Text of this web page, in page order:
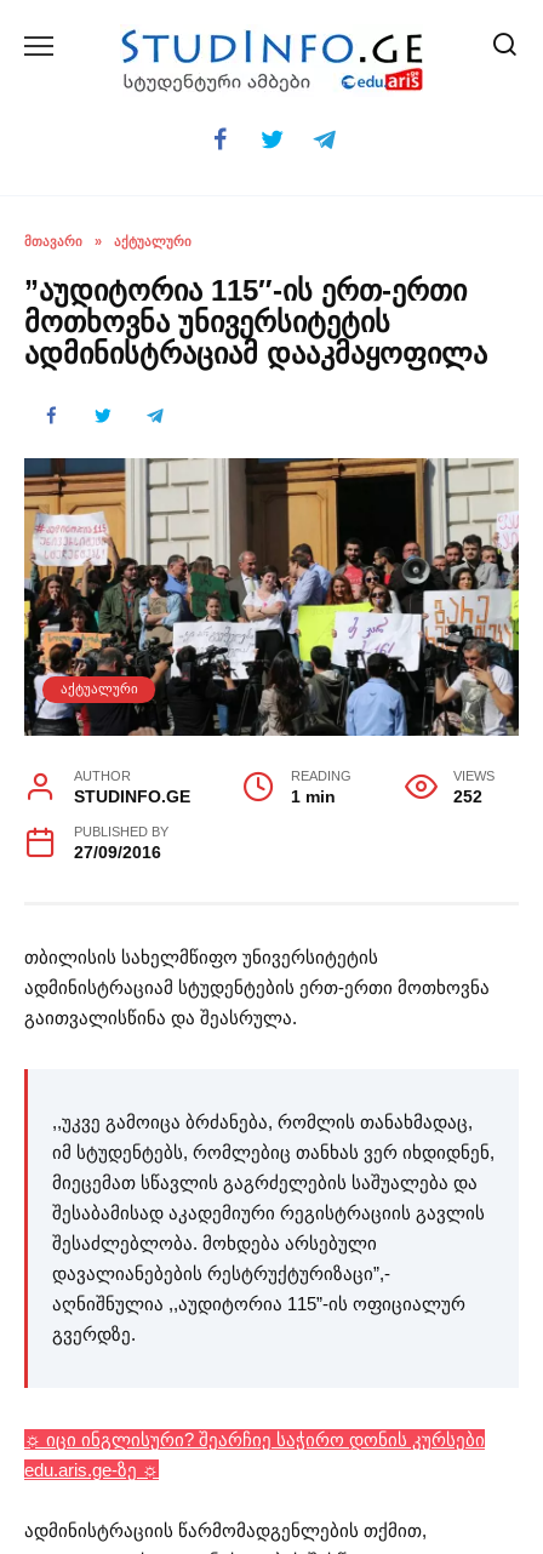
ᲛᲗᲐᲕᲐᲠᲘ » ᲐᲥᲢᲣᲐᲚᲣᲠᲘ
”აუდიტორია 115″-ის ერთ-ერთი
მოთხოვნა უნივერსიტეტის
ადმინისტრაციამ დააკმაყოფილა
ᲐᲥᲢᲣᲐᲚᲣᲠᲘ
AUTHOR
STUDINFO.GE
READING
1 min
VIEWS
252
PUBLISHED BY
27/09/2016
თბილისის სახელმწიფო უნივერსიტეტის
ადმინისტრაციამ სტუდენტების ერთ-ერთი მოთხოვნა
გაითვალისწინა და შეასრულა.
,,უკვე გამოიცა ბრძანება, რომლის თანახმადაც,
იმ სტუდენტებს, რომლებიც თანხას ვერ იხდიდნენ,
მიეცემათ სწავლის გაგრძელების საშუალება და
შესაბამისად აკადემიური რეგისტრაციის გავლის
შესაძლებლობა. მოხდება არსებული
დავალიანებების რესტრუქტურიზაცი”,-
აღნიშნულია ,,აუდიტორია 115”-ის ოფიციალურ
გვერდზე.
☼ იცი ინგლისური? შეარჩიე საჭირო დონის კურსები
edu.aris.ge-ზე ☼
ადმინისტრაციის წარმომადგენლების თქმით,